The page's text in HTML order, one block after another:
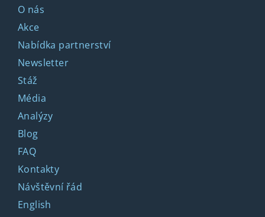
O nás
Akce
Nabídka partnerství
Newsletter
Stáž
Média
Analýzy
Blog
FAQ
Kontakty
Návštěvní řád
English